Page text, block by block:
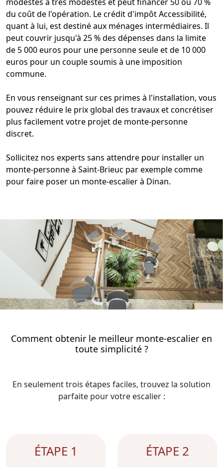
du coût de l'opération. Le crédit d'impôt Accessibilité,
quant à lui, est destiné aux ménages intermédiaires. Il
peut couvrir jusqu'à 25 % des dépenses dans la limite
de 5 000 euros pour une personne seule et de 10 000
euros pour un couple soumis à une imposition
commune.
En vous renseignant sur ces primes à l'installation, vous
pouvez réduire le prix global des travaux et concrétiser
plus facilement votre projet de monte-personne
discret.
Sollicitez nos experts sans attendre pour installer un
monte-personne à Saint-Brieuc par exemple comme
pour faire poser un monte-escalier à Dinan.
Comment obtenir le meilleur monte-escalier en
toute simplicité ?
En seulement trois étapes faciles, trouvez la solution
parfaite pour votre escalier :
ÉTAPE 1 ÉTAPE 2